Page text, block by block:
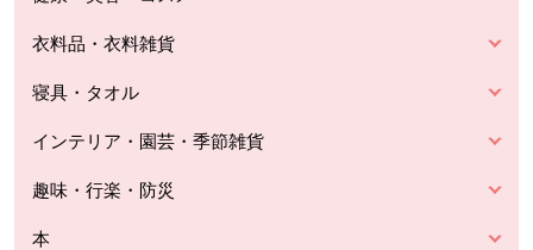
衣料品・衣料雑貨
寝具・タオル
インテリア・園芸・季節雑貨
趣味・行楽・防災
本